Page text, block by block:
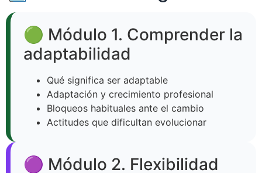
🟢 Módulo 1. Comprender la
adaptabilidad
Qué significa ser adaptable
Adaptación y crecimiento profesional
Bloqueos habituales ante el cambio
Actitudes que dificultan evolucionar
🟣 Módulo 2. Flexibilidad